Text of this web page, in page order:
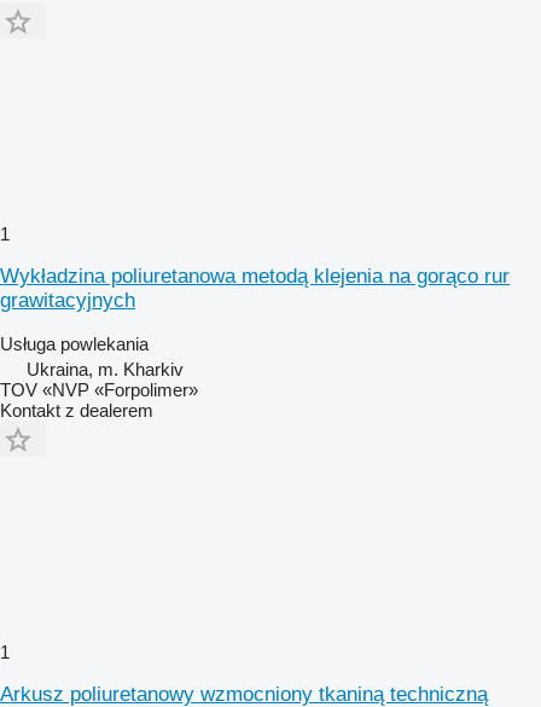
1
Wykładzina poliuretanowa metodą klejenia na gorąco rur
grawitacyjnych
Usługa powlekania
Ukraina, m. Kharkiv
TOV «NVP «Forpolimer»
Kontakt z dealerem
1
Arkusz poliuretanowy wzmocniony tkaniną techniczną